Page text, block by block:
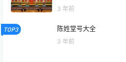
3 年前
TOP3 陈姓堂号大全
3 年前